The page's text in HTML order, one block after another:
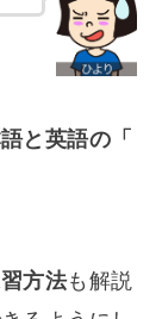
と英語の「
方法も解説